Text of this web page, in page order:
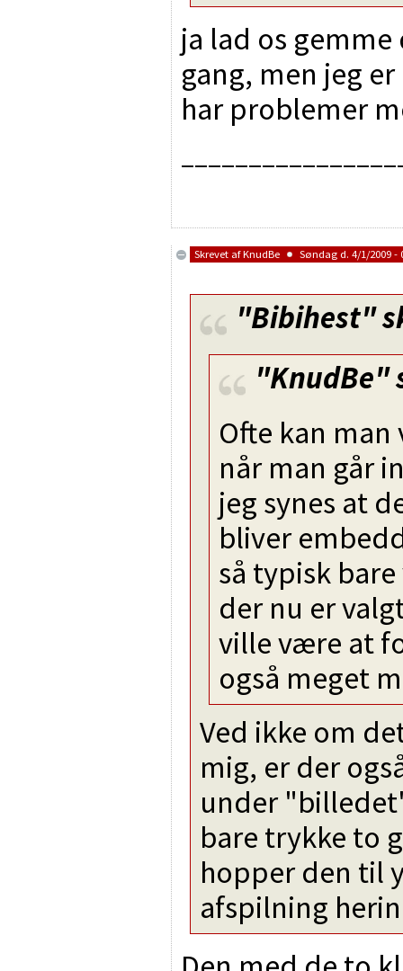
ja lad os
gang, men jeg
har problemer
Skrevet afKnudBe Søndag d. 4/1/2009 -
"Bibihest"
"KnudBe"
Ofte kan
når man går
jeg synes at
bliver
så typisk
der nu er
ville være at
også meget
Ved ikke om
mig, er der
under
bare trykke to
hopper den til
afspilning